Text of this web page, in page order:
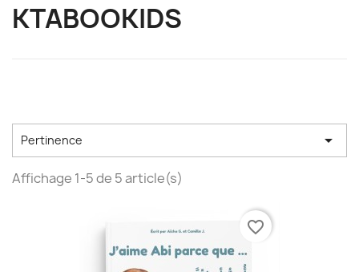
KTABOOKIDS
Pertinence 
Affichage 1-5 de 5 article(s)
favorite_border